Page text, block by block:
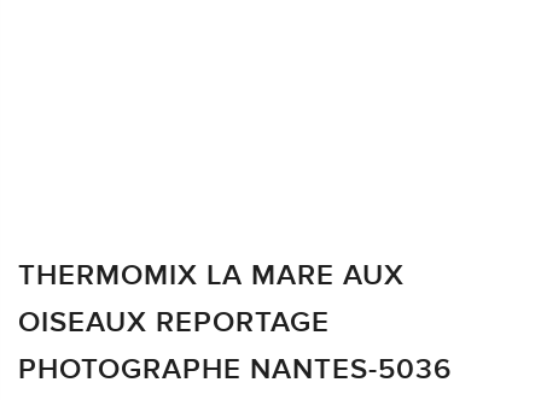
THERMOMIX LA MARE AUX
OISEAUX REPORTAGE
PHOTOGRAPHE NANTES-5036